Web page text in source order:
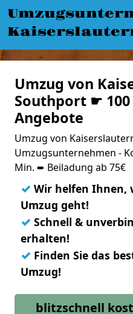
Umzug von
Southport ☛ 100
Angebote
Umzug von
Umzugsunternehmen -
Min. ➨ Beiladung ab 75€
✓ Wir helfen Ihnen,
Umzug geht!
✓ Schnell &
erhalten!
✓ Finden Sie das
Umzug!
blitzschnell